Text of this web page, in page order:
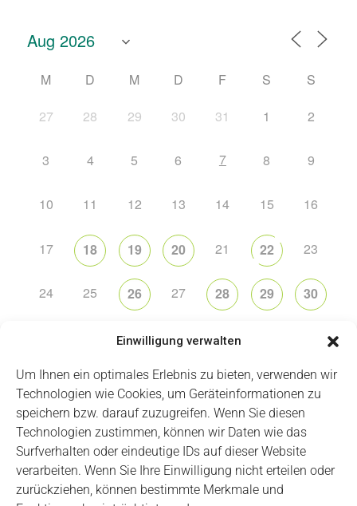
Einwilligung verwalten
Um Ihnen ein optimales Erlebnis zu bieten, verwenden wir
Technologien wie Cookies, um Geräteinformationen zu
speichern bzw. darauf zuzugreifen. Wenn Sie diesen
Technologien zustimmen, können wir Daten wie das
Surfverhalten oder eindeutige IDs auf dieser Website
verarbeiten. Wenn Sie Ihre Einwilligung nicht erteilen oder
zurückziehen, können bestimmte Merkmale und
M D M D F S
S
27
28 29 30 31 1 2
3 4 5 6 7 8 9
10 11 12 13 14 15 16
17 18 19 20 21 22 23
24 25 26 27 28 29 30
2 3 4
Impressum Datenschutz Login